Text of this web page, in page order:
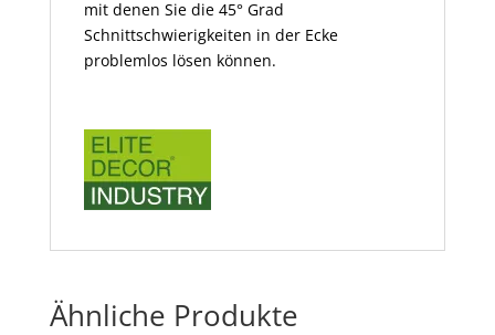
mit denen Sie die 45° Grad
Schnittschwierigkeiten in der Ecke
problemlos lösen können.
Ähnliche Produkte